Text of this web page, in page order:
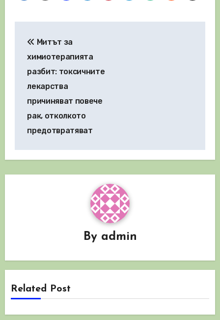
Митът за
химиотерапията
разбит: токсичните
лекарства
причиняват повече
рак, отколкото
предотвратяват
By admin
Related Post